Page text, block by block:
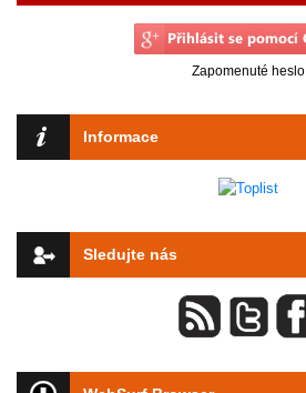
Zapomenuté heslo
Informace
Sledujte nás